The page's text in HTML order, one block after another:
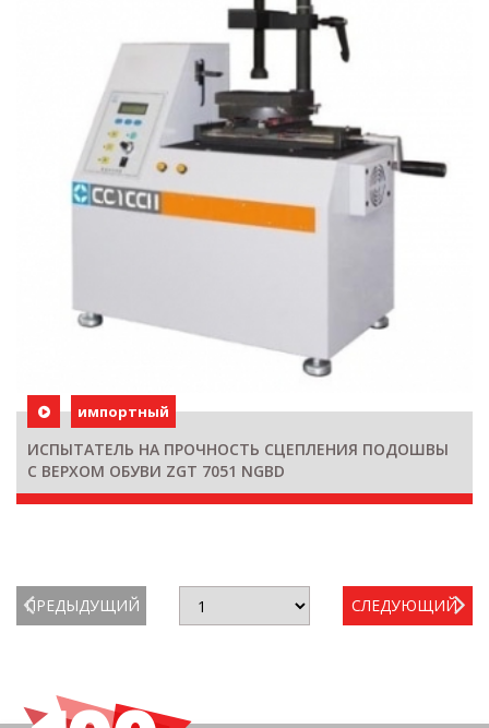
импортный
ИСПЫТАТЕЛЬ НА ПРОЧНОСТЬ СЦЕПЛЕНИЯ ПОДОШВЫ
С ВЕРХОМ ОБУВИ ZGT 7051 NGBD
ПРЕДЫДУЩИЙ СЛЕДУЮЩИЙ